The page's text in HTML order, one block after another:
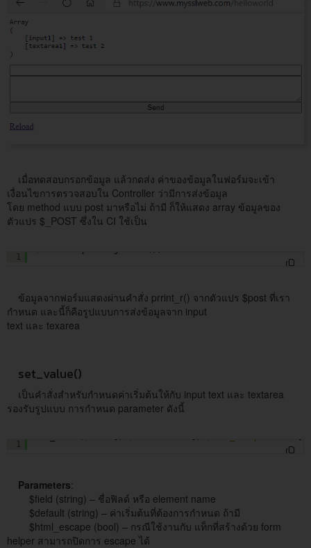
เมื่อทดสอบกรอกข้อมูล แล้วกดส่ง ค่าของข้อมูลในฟอร์มจะเข้า
เงื่อนไขการตรวจสอบใน Controller ว่ามีการส่งข้อมูล
โดย method แบบ post มาหรือไม่ ถ้ามี ก็ให้แสดง array ข้อมูลของ
ตัวแปร $_POST ซึ่งใน CI ใช้เป็น
1
ข้อมูลจากฟอร์มแสดงผ่านคำสั่ง prrint_r() จากตัวแปร $post ที่เรา
กำหนด และนี้ก็คือรูปแบบการส่งข้อมูลจาก input
text และ texarea
set_value()
เป็นคำสั่งสำหรับกำหนดค่าเริ่มต้นให้กับ input text และ textarea
รองรับรูปแบบ การกำหนด parameter ดังนี้
1
Parameters:
$field (string) – ชื่อฟิลด์ หรือ element name
$default (string) – ค่าเริ่มต้นที่ต้องการกำหนด ถ้ามี
$html_escape (bool) – กรณีใช้งานกับ แท็กที่สร้างด้วย form
helper สามารถปิดการ escape ได้